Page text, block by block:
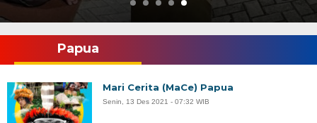
Papua
Mari Cerita (MaCe) Papua
Senin, 13 Des 2021 - 07:32 WIB